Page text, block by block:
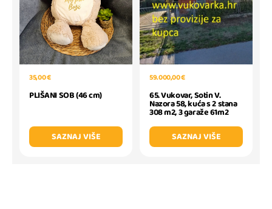
35,00 €
PLIŠANI SOB (46 cm)
SAZNAJ VIŠE
59.000,00 €
65. Vukovar, Sotin V.
Nazora 58, kuća s 2 stana
308 m2, 3 garaže 61m2
SAZNAJ VIŠE